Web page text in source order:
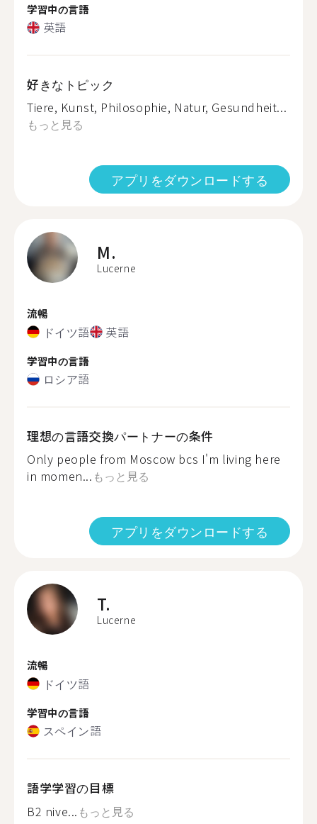
学習中の言語
英語
好きなトピック
Tiere, Kunst, Philosophie, Natur, Gesundheit...
もっと見る
アプリをダウンロードする
M.
Lucerne
流暢
ドイツ語 英語
学習中の言語
ロシア語
理想の言語交換パートナーの条件
Only people from Moscow bcs I'm living here
in momen... もっと見る
アプリをダウンロードする
T.
Lucerne
流暢
ドイツ語
学習中の言語
スペイン語
語学学習の目標
B2 nive... もっと見る